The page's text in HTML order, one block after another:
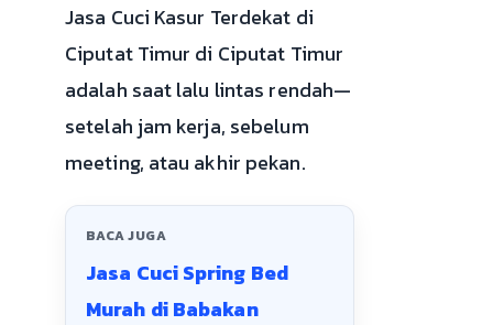
Jasa Cuci Kasur Terdekat di
Ciputat Timur di Ciputat Timur
adalah saat lalu lintas rendah—
setelah jam kerja, sebelum
meeting, atau akhir pekan.
BACA JUGA
Jasa Cuci Spring Bed
Murah di Babakan